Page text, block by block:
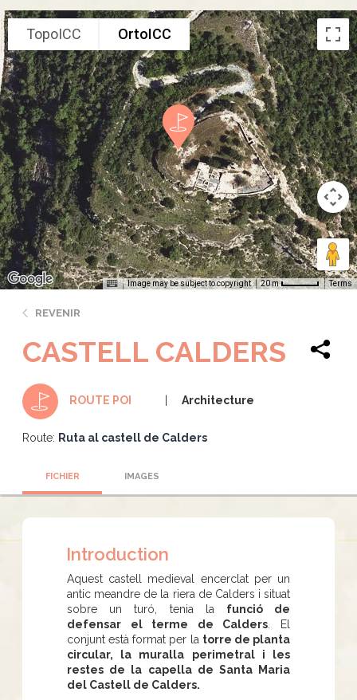
TopoICC OrtoICC
Image may be subject to copyright 20 m Terms
REVENIR
CASTELL CALDERS
ROUTE POI Architecture
Route: Ruta al castell de Calders
FICHIER IMAGES
Introduction
Aquest castell medieval encerclat per un
antic meandre de la riera de Calders i situat
sobre un turó, tenia la funció de
defensar el terme de Calders . El
conjunt està format per la torre de planta
circular, la muralla perimetral i les
restes de la capella de Santa Maria
del Castell de Calders.